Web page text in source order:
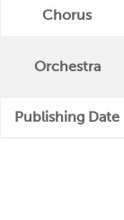
Chorus
Orchestra
Publishing Date